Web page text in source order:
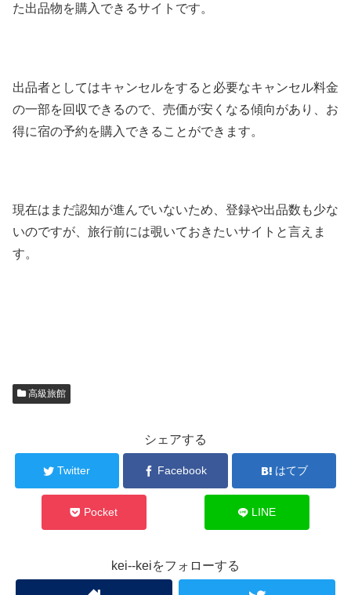
た出品物を購入できるサイトです。
出品者としてはキャンセルをすると必要なキャンセル料金
の一部を回収できるので、売価が安くなる傾向があり、お
得に宿の予約を購入できることができます。
現在はまだ認知が進んでいないため、登録や出品数も少な
いのですが、旅行前には覗いておきたいサイトと言えま
す。
高級旅館
シェアする
Twitter Facebook はてブ
Pocket LINE
kei--keiをフォローする